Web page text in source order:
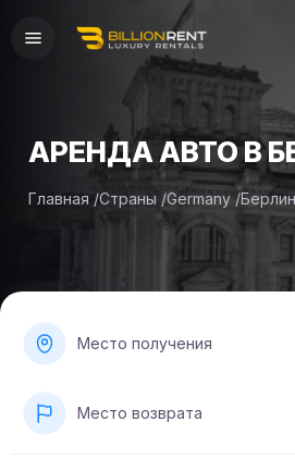
АРЕНДА АВТО В
Главная /Страны /Germany /Берлин
Место получения
Место возврата